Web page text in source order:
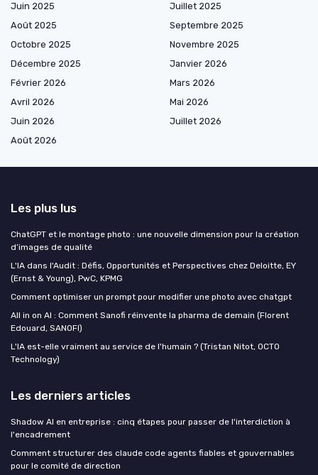
Juin 2025
Juillet 2025
Août 2025
Septembre 2025
Octobre 2025
Novembre 2025
Décembre 2025
Janvier 2026
Février 2026
Mars 2026
Avril 2026
Mai 2026
Juin 2026
Juillet 2026
Août 2026
Les plus lus
ChatGPT et le montage photo : une nouvelle dimension pour la création
d’images de qualité
L'IA dans l'Audit : Défis, Opportunités et Perspectives chez Deloitte, EY
(Ernst & Young), PwC, KPMG
Comment optimiser un prompt pour modifier une photo avec chatgpt
All in on AI : Comment Sanofi réinvente la pharma de demain (Florent
Edouard, SANOFI)
L'IA est-elle vraiment au service de l'humain ? (Tristan Nitot, OCTO
Technology)
Les derniers articles
Shadow AI en entreprise : cinq étapes pour passer de l'interdiction à
l'encadrement
Comment structurer des claude code agents fiables et gouvernables
pour le comité de direction